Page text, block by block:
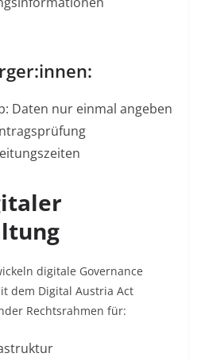
Daten nur einmal angeben
digitale Governance
dem Digital Austria Act
Rechtsrahmen für: